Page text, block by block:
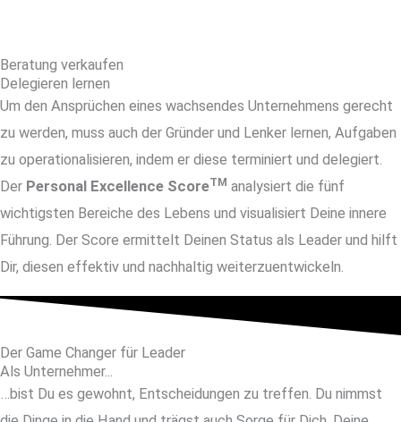
Beratung verkaufen
Delegieren lernen
Um den Ansprüchen eines wachsendes Unternehmens gerecht
zu werden, muss auch der Gründer und Lenker lernen, Aufgaben
zu operationalisieren, indem er diese terminiert und delegiert.
Der Personal Excellence ScoreTM analysiert die fünf
wichtigsten Bereiche des Lebens und visualisiert Deine innere
Führung. Der Score ermittelt Deinen Status als Leader und hilft
Dir, diesen effektiv und nachhaltig weiterzuentwickeln.
Der Game Changer für Leader
Als Unternehmer...
…bist Du es gewohnt, Entscheidungen zu treffen. Du nimmst